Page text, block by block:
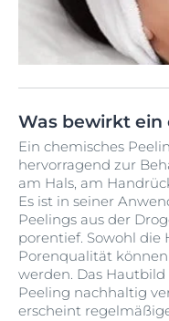
Was bewirkt ein
Ein chemisches
hervorragend zur
am Hals, am
Es ist in seiner
Peelings aus der
porentief. Sowohl die
Porenqualität
werden. Das
Peeling nachhaltig
erscheint